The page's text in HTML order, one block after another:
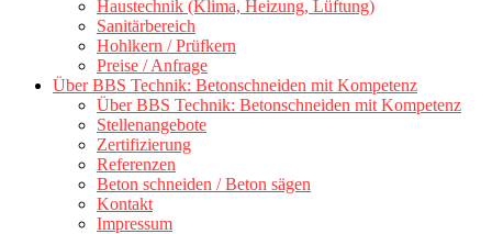
Haustechnik (Klima, Heizung, Lüftung)
Sanitärbereich
Hohlkern / Prüfkern
Preise / Anfrage
Über BBS Technik: Betonschneiden mit Kompetenz
Über BBS Technik: Betonschneiden mit Kompetenz
Stellenangebote
Zertifizierung
Referenzen
Beton schneiden / Beton sägen
Kontakt
Impressum